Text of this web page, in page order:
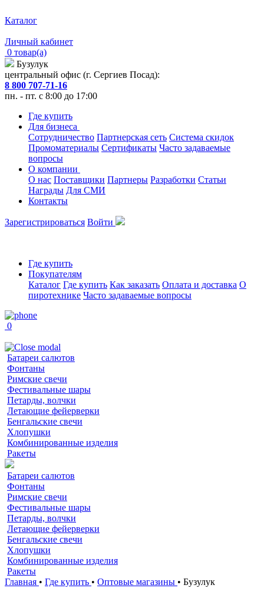
Каталог
Личный кабинет
0 товар(а)
Бузулук
центральный офис (г. Сергиев Посад):
8 800 707-71-16
пн. - пт. с 8:00 до 17:00
Где купить
Для бизнеса
Сотрудничество Партнерская сеть Система скидок
Промоматериалы Сертификаты Часто задаваемые
вопросы
О компании
О нас Поставщики Партнеры Разработки Статьи
Награды Для СМИ
Контакты
Зарегистрироваться Войти
Где купить
Покупателям
Каталог Где купить Как заказать Оплата и доставка О
пиротехнике Часто задаваемые вопросы
0
Батареи салютов
Фонтаны
Римские свечи
Фестивальные шары
Петарды, волчки
Летающие фейерверки
Бенгальские свечи
Хлопушки
Комбинированные изделия
Ракеты
Батареи салютов
Фонтаны
Римские свечи
Фестивальные шары
Петарды, волчки
Летающие фейерверки
Бенгальские свечи
Хлопушки
Комбинированные изделия
Ракеты
Главная • Где купить • Оптовые магазины • Бузулук